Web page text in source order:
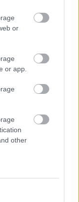
or
or app.
other
Következő cikk
indokoltnak tartja a